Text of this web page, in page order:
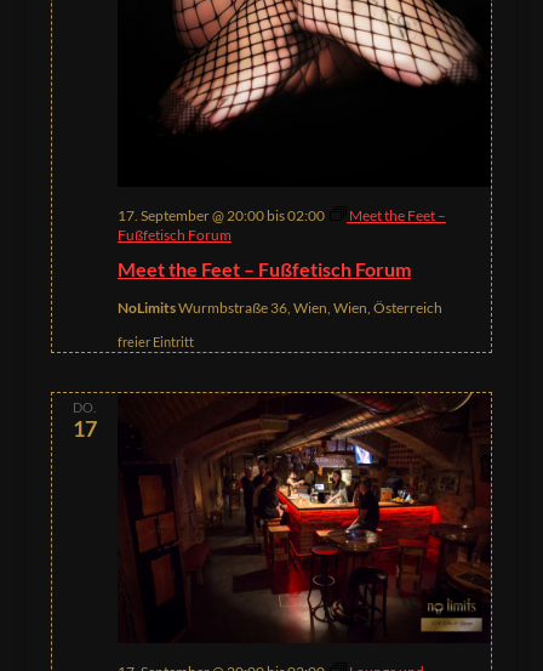
Meet the Feet – Fußfetisch Forum
17. September @ 20:00bis02:00
Meet the Feet –
Fußfetisch Forum
NoLimitsWurmbstraße 36, Wien, Wien, Österreich
freier Eintritt
DO.
17